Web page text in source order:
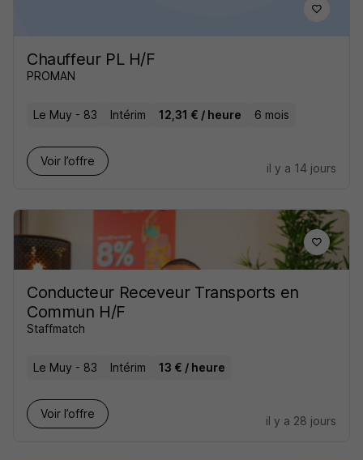
Chauffeur PL H/F
PROMAN
Le Muy - 83 Intérim 12,31 € / heure 6 mois
Voir l’offre
il y a 14 jours
Conducteur Receveur Transports en
Commun H/F
Staffmatch
Le Muy - 83 Intérim 13 € / heure
Voir l’offre
il y a 28 jours